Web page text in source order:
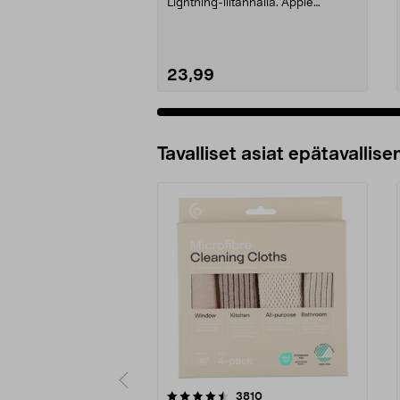
Lightning-liitännällä. Apple
23,99
Tavalliset asiat
3810arvostelut
4.5viidestä